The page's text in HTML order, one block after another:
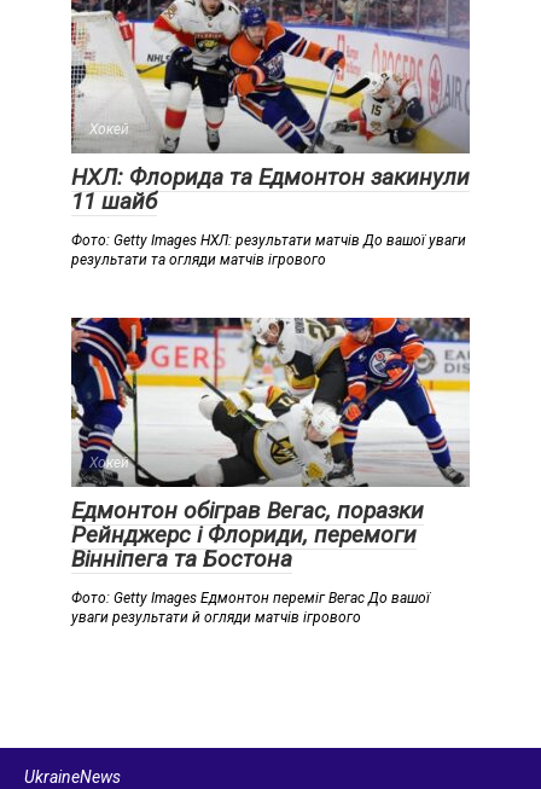
Хокей
НХЛ: Флорида та Едмонтон закинули
11 шайб
Фото: Getty Images НХЛ: результати матчів До вашої уваги
результати та огляди матчів ігрового
Хокей
Едмонтон обіграв Вегас, поразки
Рейнджерс і Флориди, перемоги
Вінніпега та Бостона
Фото: Getty Images Едмонтон переміг Вегас До вашої
уваги результати й огляди матчів ігрового
UkraineNews